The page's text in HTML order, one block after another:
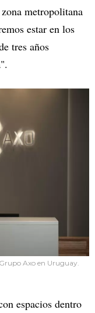
metropolitana
estar en los
tres años
Axo en Uruguay.
espacios dentro